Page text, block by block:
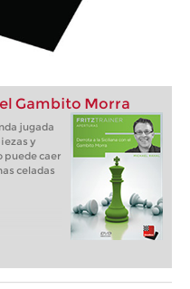
Gambito Morra
jugada
y
puede caer
celadas